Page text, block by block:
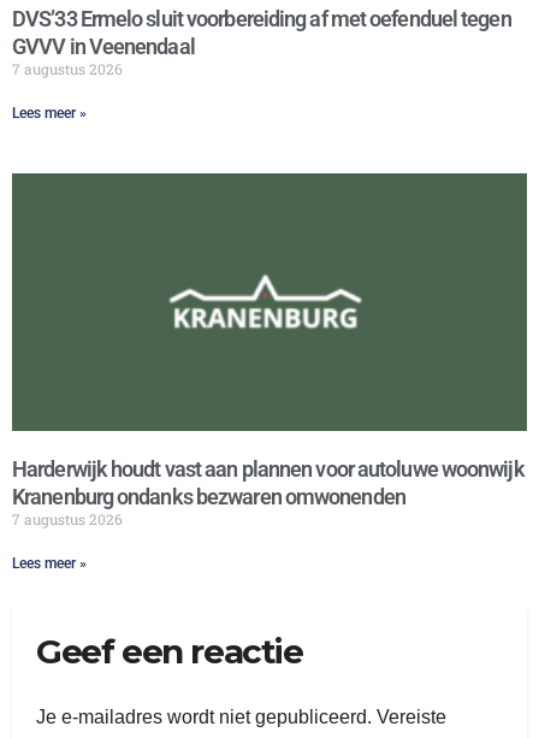
DVS’33 Ermelo sluit voorbereiding af met oefenduel tegen
GVVV in Veenendaal
7 augustus 2026
Lees meer »
Harderwijk houdt vast aan plannen voor autoluwe woonwijk
Kranenburg ondanks bezwaren omwonenden
7 augustus 2026
Lees meer »
Geef een reactie
Je e-mailadres wordt niet gepubliceerd. Vereiste